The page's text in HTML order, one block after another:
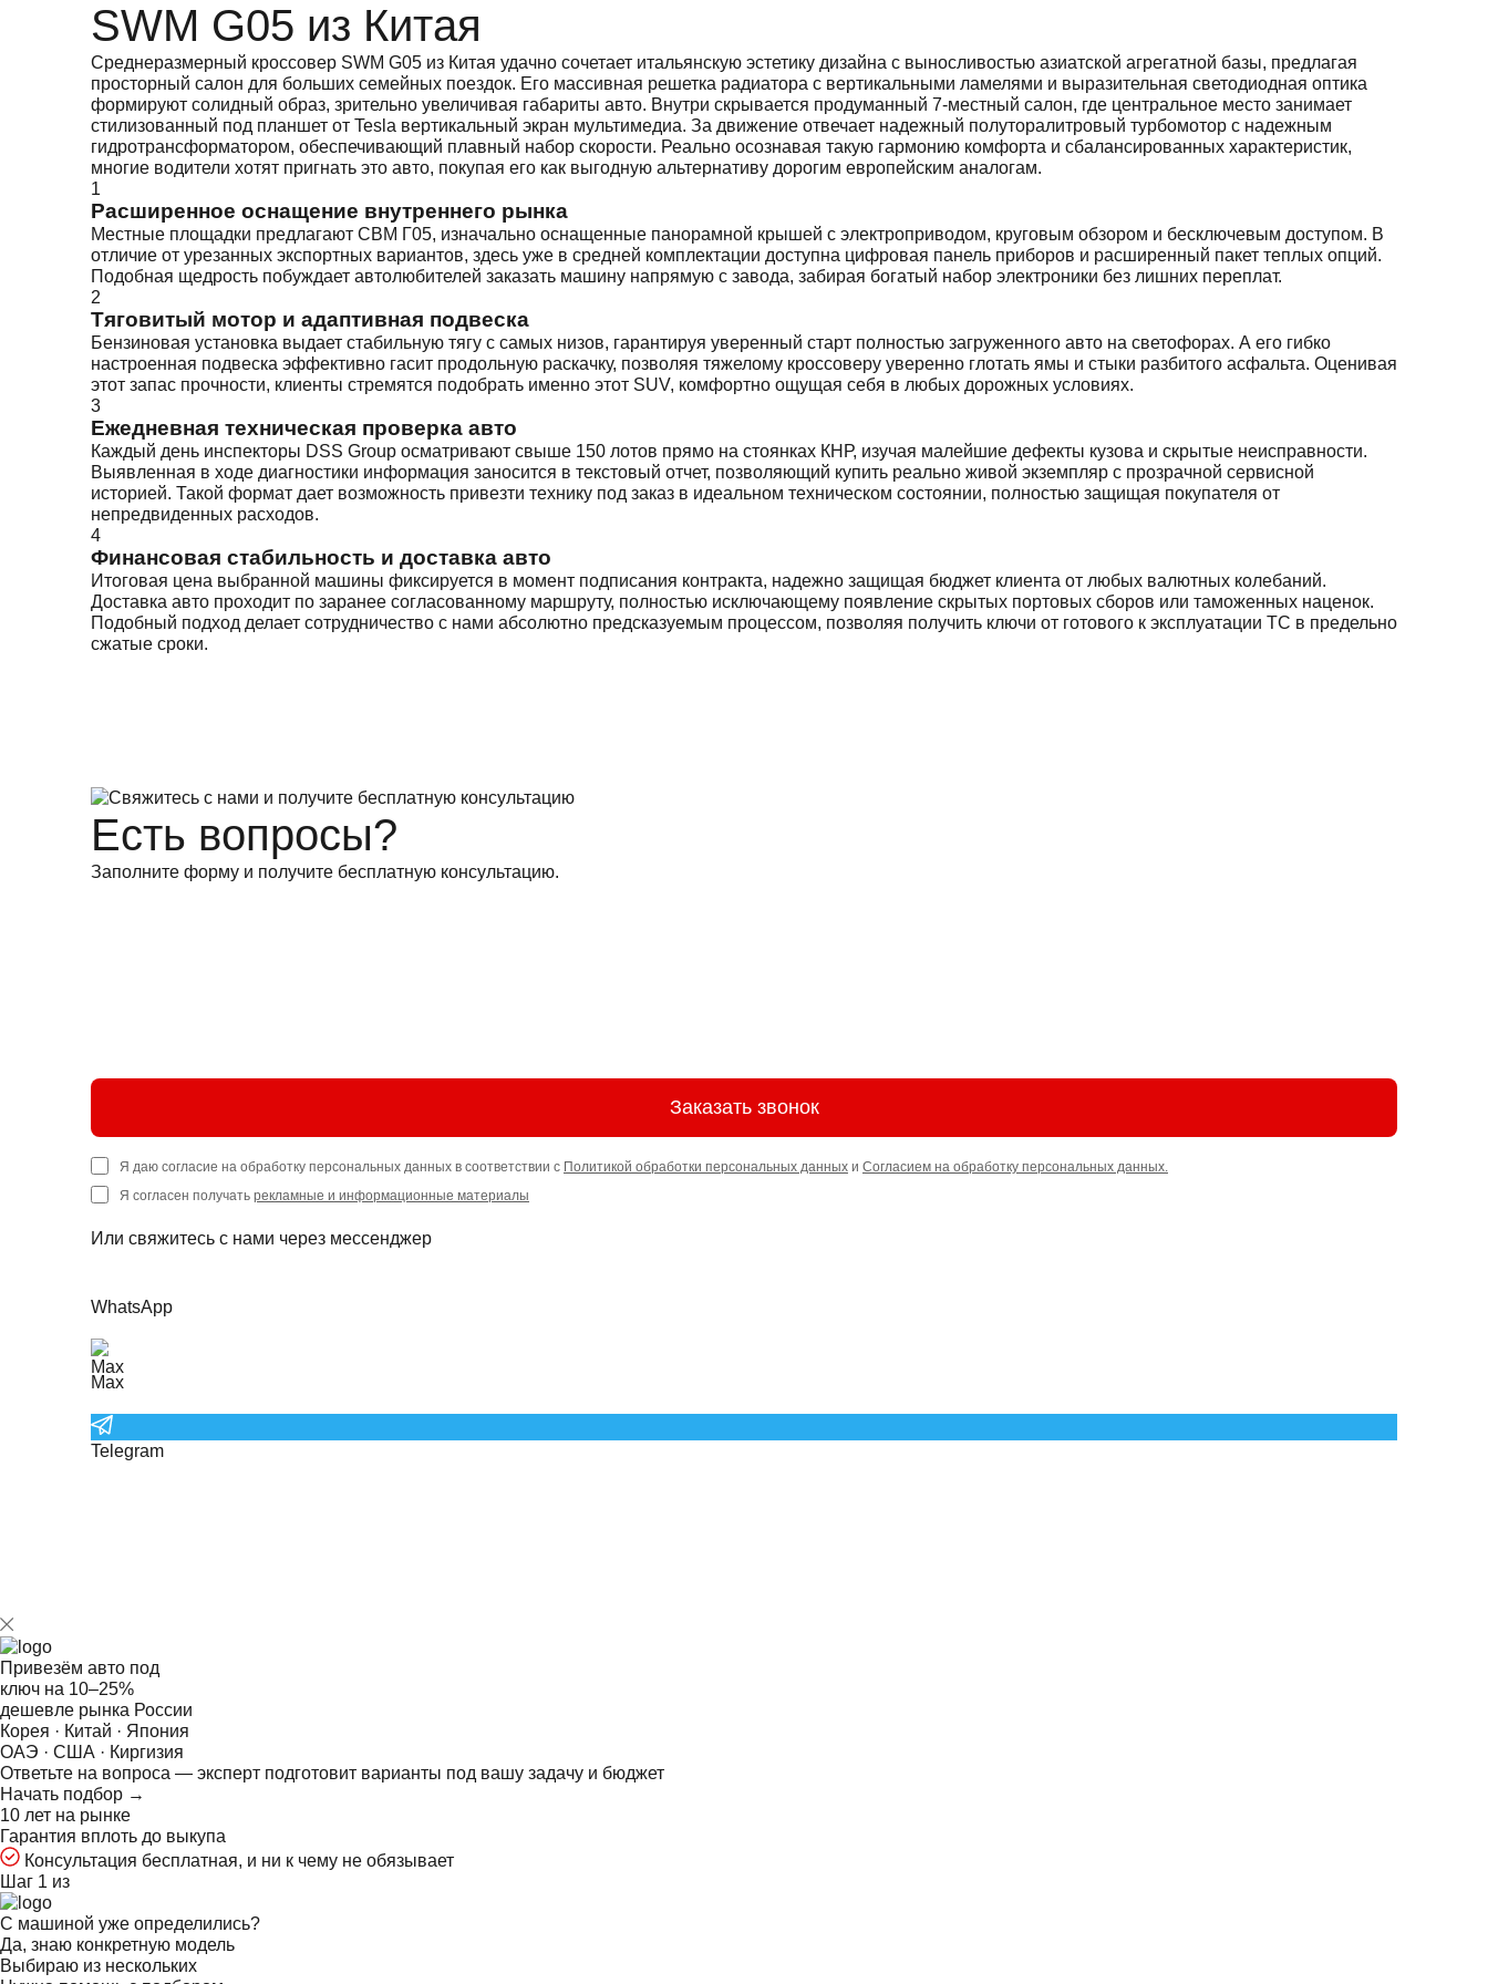
SWM G05 из Китая
Среднеразмерный кроссовер SWM G05 из Китая удачно сочетает итальянскую эстетику дизайна с выносливостью азиатской агрегатной базы, предлагая
просторный салон для больших семейных поездок. Его массивная решетка радиатора с вертикальными ламелями и выразительная светодиодная оптика
формируют солидный образ, зрительно увеличивая габариты авто. Внутри скрывается продуманный 7-местный салон, где центральное место занимает
стилизованный под планшет от Tesla вертикальный экран мультимедиа. За движение отвечает надежный полуторалитровый турбомотор с надежным
гидротрансформатором, обеспечивающий плавный набор скорости. Реально осознавая такую гармонию комфорта и сбалансированных характеристик,
многие водители хотят пригнать это авто, покупая его как выгодную альтернативу дорогим европейским аналогам.
1
Расширенное оснащение внутреннего рынка
Местные площадки предлагают СВМ Г05, изначально оснащенные панорамной крышей с электроприводом, круговым обзором и бесключевым доступом. В
отличие от урезанных экспортных вариантов, здесь уже в средней комплектации доступна цифровая панель приборов и расширенный пакет теплых опций.
Подобная щедрость побуждает автолюбителей заказать машину напрямую с завода, забирая богатый набор электроники без лишних переплат.
2
Тяговитый мотор и адаптивная подвеска
Бензиновая установка выдает стабильную тягу с самых низов, гарантируя уверенный старт полностью загруженного авто на светофорах. А его гибко
настроенная подвеска эффективно гасит продольную раскачку, позволяя тяжелому кроссоверу уверенно глотать ямы и стыки разбитого асфальта. Оценивая
этот запас прочности, клиенты стремятся подобрать именно этот SUV, комфортно ощущая себя в любых дорожных условиях.
3
Ежедневная техническая проверка авто
Каждый день инспекторы DSS Group осматривают свыше 150 лотов прямо на стоянках КНР, изучая малейшие дефекты кузова и скрытые неисправности.
Выявленная в ходе диагностики информация заносится в текстовый отчет, позволяющий купить реально живой экземпляр с прозрачной сервисной
историей. Такой формат дает возможность привезти технику под заказ в идеальном техническом состоянии, полностью защищая покупателя от
непредвиденных расходов.
4
Финансовая стабильность и доставка авто
Итоговая цена выбранной машины фиксируется в момент подписания контракта, надежно защищая бюджет клиента от любых валютных колебаний.
Доставка авто проходит по заранее согласованному маршруту, полностью исключающему появление скрытых портовых сборов или таможенных наценок.
Подобный подход делает сотрудничество с нами абсолютно предсказуемым процессом, позволяя получить ключи от готового к эксплуатации ТС в предельно
сжатые сроки.
Есть вопросы?
Заполните форму и получите бесплатную консультацию.
Заказать звонок
Я даю согласие на обработку персональных данных в соответствии с Политикой обработки персональных данных и Согласием на обработку персональных данных.
Я согласен получать рекламные и информационные материалы
Или свяжитесь с нами через мессенджер
WhatsApp
Max
Telegram
Привезём авто под
ключ на 10–25%
дешевле рынка России
Корея · Китай · Япония
ОАЭ · США · Киргизия
Ответьте на вопроса — эксперт подготовит варианты под вашу задачу и бюджет
Начать подбор →
10 лет на рынке
Гарантия вплоть до выкупа
Консультация бесплатная, и ни к чему не обязывает
Шаг 1 из
С машиной уже определились?
Да, знаю конкретную модель
Выбираю из нескольких